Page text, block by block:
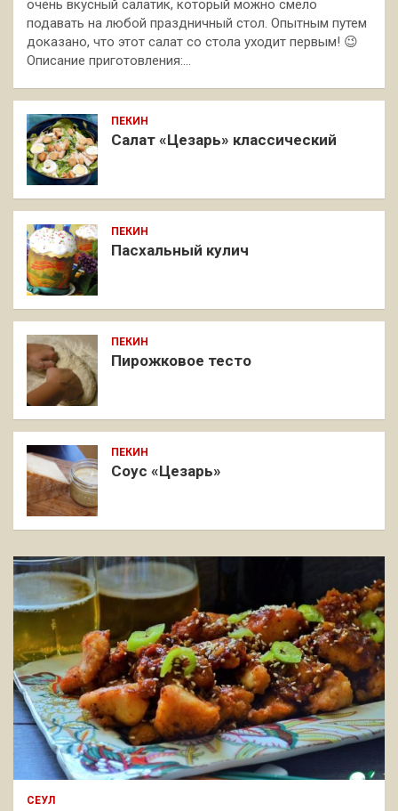
очень вкусный салатик, который можно смело
подавать на любой праздничный стол. Опытным путем
доказано, что этот салат со стола уходит первым! 😉
Описание приготовления:…
ПЕКИН
Салат «Цезарь» классический
ПЕКИН
Пасхальный кулич
ПЕКИН
Пирожковое тесто
ПЕКИН
Соус «Цезарь»
СЕУЛ